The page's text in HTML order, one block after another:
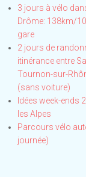
3 jours à vélo
Drôme: 138km/
gare
2 jours de
itinérance entre
Tournon-sur-
(sans voiture)
Idées week-ends
les Alpes
Parcours vélo
journée)